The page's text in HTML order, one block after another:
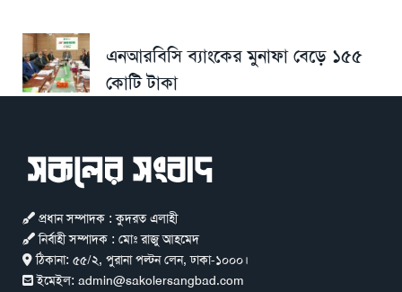
এনআরবিসি ব্যাংকের মুনাফা বেড়ে ১৫৫
কোটি টাকা
প্রধান সম্পাদক : কুদরত এলাহী
নির্বাহী সম্পাদক : মোঃ রাজু আহমেদ
ঠিকানা: ৫৫/২, পুরানা পল্টন লেন, ঢাকা-১০০০।
ইমেইল: admin@sakolersangbad.com